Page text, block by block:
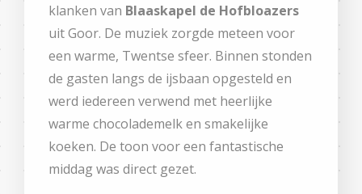
klanken van Blaaskapel de Hofbloazers
uit Goor. De muziek zorgde meteen voor
een warme, Twentse sfeer. Binnen stonden
de gasten langs de ijsbaan opgesteld en
werd iedereen verwend met heerlijke
warme chocolademelk en smakelijke
koeken. De toon voor een fantastische
middag was direct gezet.